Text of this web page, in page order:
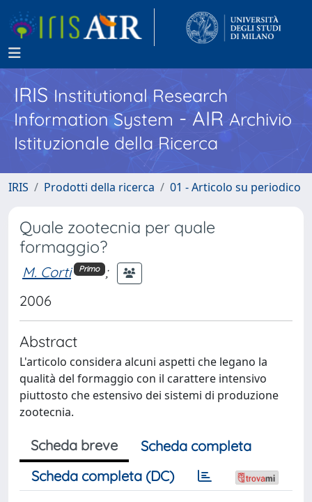
IRISInstitutional Research
Information System - AIR Archivio
Istituzionale della Ricerca
IRIS Prodotti della ricerca 01 - Articolo su periodico
Quale zootecnia per quale
formaggio?
M. Corti Primo ;
2006
Abstract
L'articolo considera alcuni aspetti che legano la
qualità del formaggio con il carattere intensivo
piuttosto che estensivo dei sistemi di produzione
zootecnia.
Scheda breve
Scheda completa
Scheda completa (DC)